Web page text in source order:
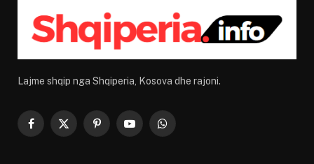
Lajme shqip nga Shqiperia, Kosova dhe rajoni.
Facebook
X
PinterestYouTubeWhatsApp